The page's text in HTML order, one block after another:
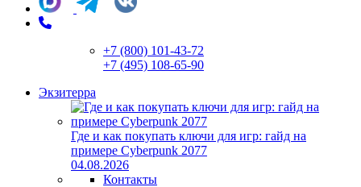
+7 (800) 101-43-72
+7 (495) 108-65-90
Экзитерра
Где и как покупать ключи для игр: гайд на
примере Cyberpunk 2077
04.08.2026
Контакты